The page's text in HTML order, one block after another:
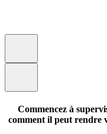
Commencez à
comment il peut rendre